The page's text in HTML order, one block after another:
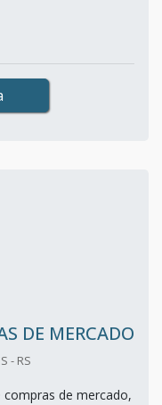
DE MERCADO
- RS
de mercado,